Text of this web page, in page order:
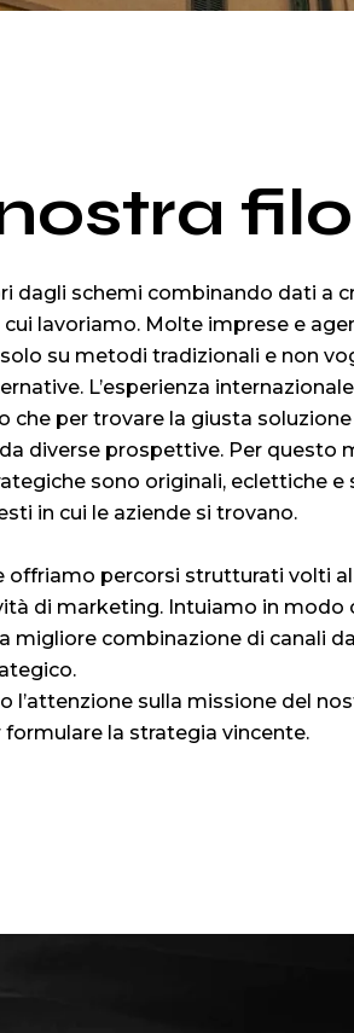
dagli schemi combinando dati a
lavoriamo. Molte imprese e
su metodi tradizionali e non
L’esperienza
che per trovare la giusta
diverse prospettive. Per questo
sono originali, eclettiche e
in cui le aziende si trovano.
offriamo percorsi strutturati volti
di marketing. Intuiamo in modo
migliore combinazione di canali
l’attenzione sulla missione del
la strategia vincente.